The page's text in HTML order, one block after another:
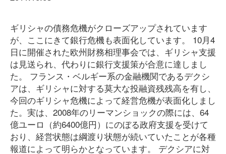
ギリシャの債務危機がクローズアップされています
が、ここにきて銀行危機も表面化しています。 10月4
日に開催された欧州財務相理事会では、ギリシャ支援
は見送られ、代わりに銀行支援策が合意に達しまし
た。 フランス・ベルギー系の金融機関であるデクシ
アは、ギリシャに対する莫大な投融資残残高を有し、
今回のギリシャ危機によって経営危機が表面化しまし
た。実は、2008年のリーマンショックの際には、64
億ユーロ（約6400億円）にのぼる政府支援を受けて
おり、経営状態は綱渡り状態が続いていたことが各種
報道によって明らかとなっています。 デクシアに対